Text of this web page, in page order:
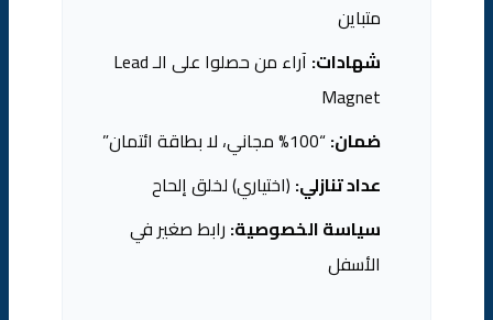
متباين
شهادات:
آراء من حصلوا على الـ Lead
Magnet
ضمان:“100% مجاني، لا بطاقة ائتمان”
عداد تنازلي: (اختياري) لخلق إلحاح
سياسة الخصوصية: رابط صغير في
الأسفل